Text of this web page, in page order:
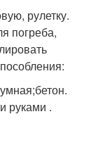
рулетку.
погреба,
руками .